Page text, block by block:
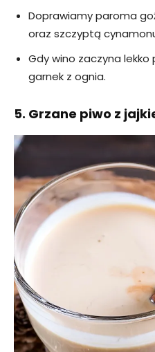
Doprawiamy paroma
oraz szczyptą
Gdy wino zaczyna
garnek z ognia.
5. Grzane piwo z